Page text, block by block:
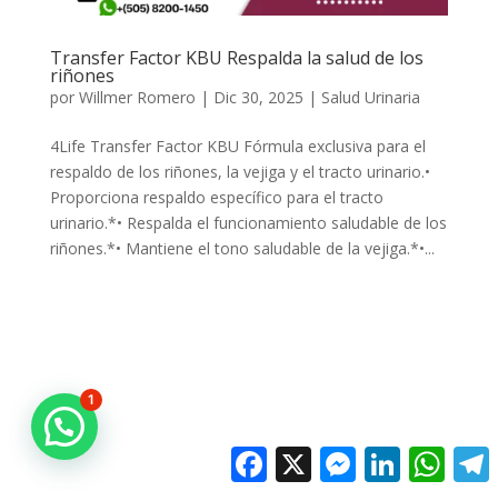
Transfer Factor KBU Respalda la salud de los
riñones
por Willmer Romero | Dic 30, 2025 | Salud Urinaria
4Life Transfer Factor KBU Fórmula exclusiva para el
respaldo de los riñones, la vejiga y el tracto urinario.•
Proporciona respaldo específico para el tracto
urinario.*• Respalda el funcionamiento saludable de los
riñones.*• Mantiene el tono saludable de la vejiga.*•...
Facebook Messenger
LinkedIn
1